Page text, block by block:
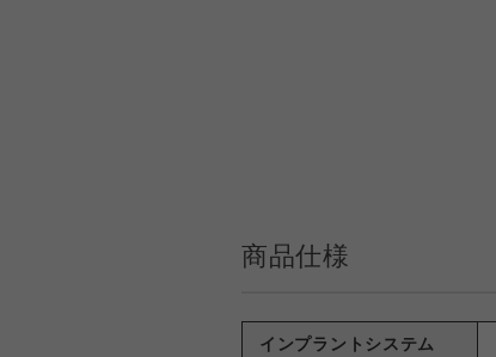
商品仕様
インプラントシステム